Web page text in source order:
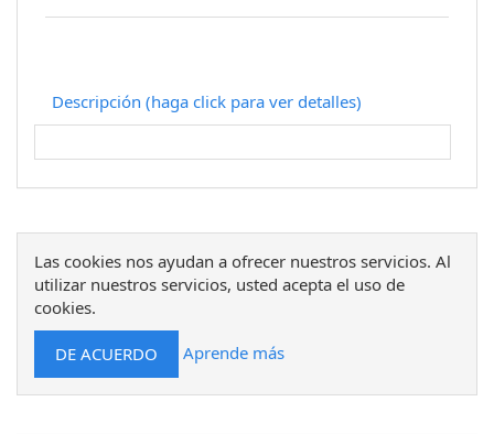
Descripción (haga click para ver detalles)
Las cookies nos ayudan a ofrecer nuestros servicios. Al
utilizar nuestros servicios, usted acepta el uso de
cookies.
Aprende más